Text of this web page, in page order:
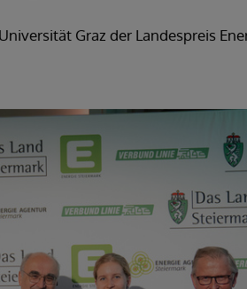
Graz der Landespreis